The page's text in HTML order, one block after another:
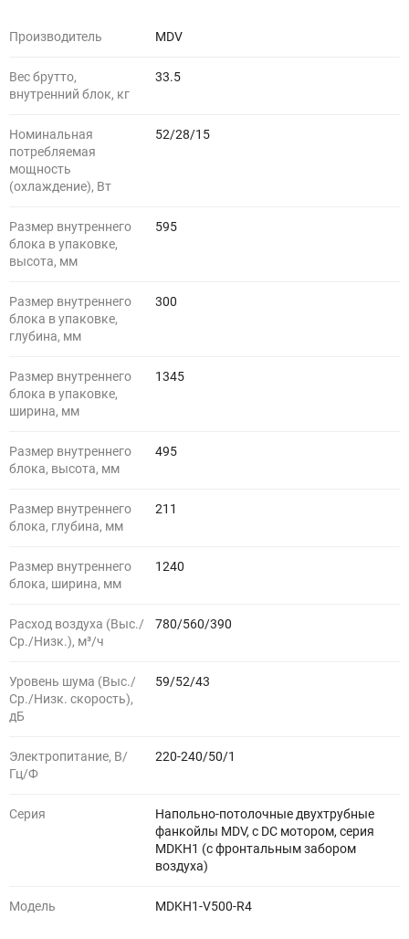
Производитель MDV
Вес брутто,
внутренний блок, кг
33.5
Номинальная
потребляемая
мощность
(охлаждение), Вт
52/28/15
Размер внутреннего
блока в упаковке,
высота, мм
595
Размер внутреннего
блока в упаковке,
глубина, мм
300
Размер внутреннего
блока в упаковке,
ширина, мм
1345
Размер внутреннего
блока, высота, мм
495
Размер внутреннего
блока, глубина, мм
211
Размер внутреннего
блока, ширина, мм
1240
Расход воздуха (Выс./
Ср./Низк.), м³/ч
780/560/390
Уровень шума (Выс./
Ср./Низк. скорость),
дБ
59/52/43
Электропитание, В/
Гц/Ф
220-240/50/1
Серия
Напольно-потолочные двухтрубные
фанкойлы MDV, с DC мотором, серия
MDKH1 (с фронтальным забором
воздуха)
Модель MDKH1-V500-R4